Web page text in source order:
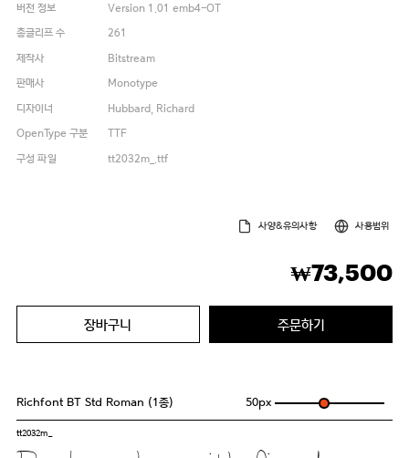
버전 정보
Version 1.01 emb4-OT
총글리프 수
261
제작사
Bitstream
판매사
Monotype
디자이너
Hubbard, Richard
OpenType 구분
TTF
구성 파일
tt2032m_.ttf
사양&유의사항 사용범위
₩73,500
장바구니 주문하기
Richfont BT Std Roman (1종) 50px
tt2032m_